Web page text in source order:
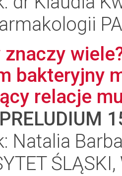
znaczy
bakteryjny
relacje
PRELUDIUM
Natalia